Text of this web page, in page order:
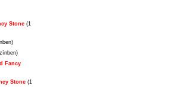
Stone (1
Fancy
Stone (1